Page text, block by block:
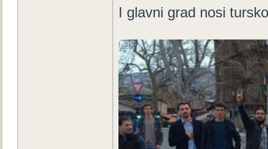
I glavni grad nosi